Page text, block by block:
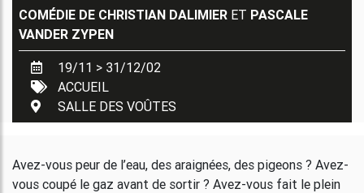
COMÉDIE DE CHRISTIAN DALIMIER ET PASCALE
VANDER ZYPEN
19/11 > 31/12/02
ACCUEIL
SALLE DES VOÛTES
Avez-vous peur de l’eau, des araignées, des pigeons ? Avez-
vous coupé le gaz avant de sortir ? Avez-vous fait le plein